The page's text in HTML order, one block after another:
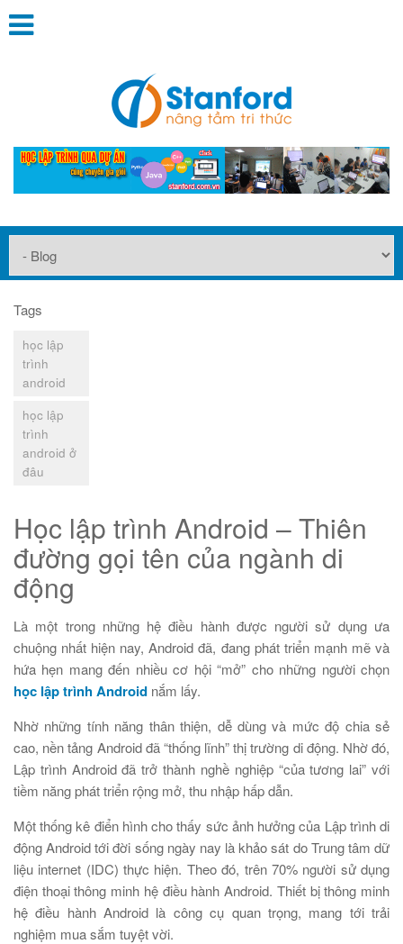
Tags
học lập
trình
android
học lập
trình
android ở
đâu
Học lập trình Android – Thiên
đường gọi tên của ngành di
động
Là một trong những hệ điều hành được người sử dụng ưa
chuộng nhất hiện nay, Android đã, đang phát triển mạnh mẽ và
hứa hẹn mang đến nhiều cơ hội “mở” cho những người chọn
học lập trình Android nắm lấy.
Nhờ những tính năng thân thiện, dễ dùng và mức độ chia sẻ
cao, nền tảng Android đã “thống lĩnh” thị trường di động. Nhờ đó,
Lập trình Android đã trở thành nghề nghiệp “của tương lai” với
tiềm năng phát triển rộng mở, thu nhập hấp dẫn.
Một thống kê điển hình cho thấy sức ảnh hưởng của Lập trình di
động Android tới đời sống ngày nay là khảo sát do Trung tâm dữ
liệu internet (IDC) thực hiện. Theo đó, trên 70% người sử dụng
điện thoại thông minh hệ điều hành Android. Thiết bị thông minh
hệ điều hành Android là công cụ quan trọng, mang tới trải
nghiệm mua sắm tuyệt vời.